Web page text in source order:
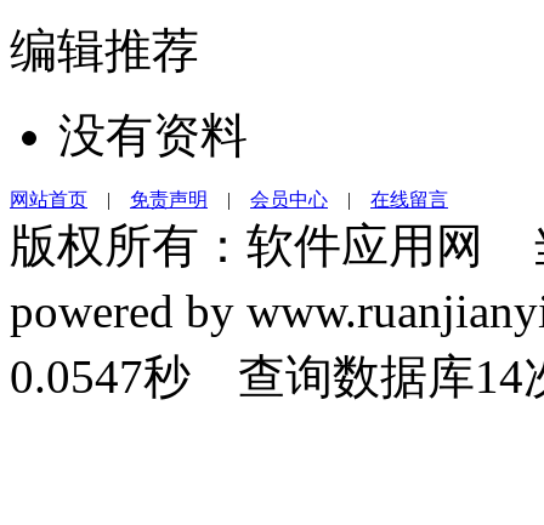
编辑推荐
没有资料
网站首页 | 免责声明 | 会员中心 | 在线留言
版权所有：软件应用网
powered by
0.0547秒 查询数据库